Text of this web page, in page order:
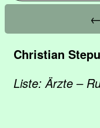
Christian
Liste: Ärzte –